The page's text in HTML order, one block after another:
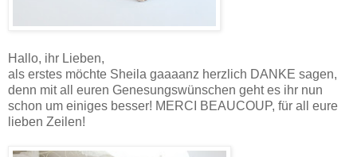
Hallo, ihr Lieben,
als erstes möchte Sheila gaaaanz herzlich DANKE sagen,
denn mit all euren Genesungswünschen geht es ihr nun
schon um einiges besser! MERCI BEAUCOUP, für all eure
lieben Zeilen!